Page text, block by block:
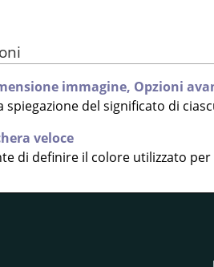
immagine, Opzioni
spiegazione del significato di
veloce
di definire il colore utilizzato